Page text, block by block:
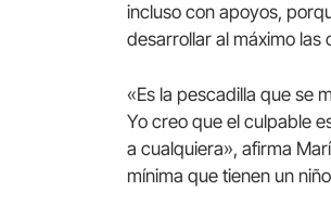
incluso con apoyos,
desarrollar al máximo las
«Es la pescadilla que se
Yo creo que el culpable
a cualquiera», afirma
mínima que tienen un